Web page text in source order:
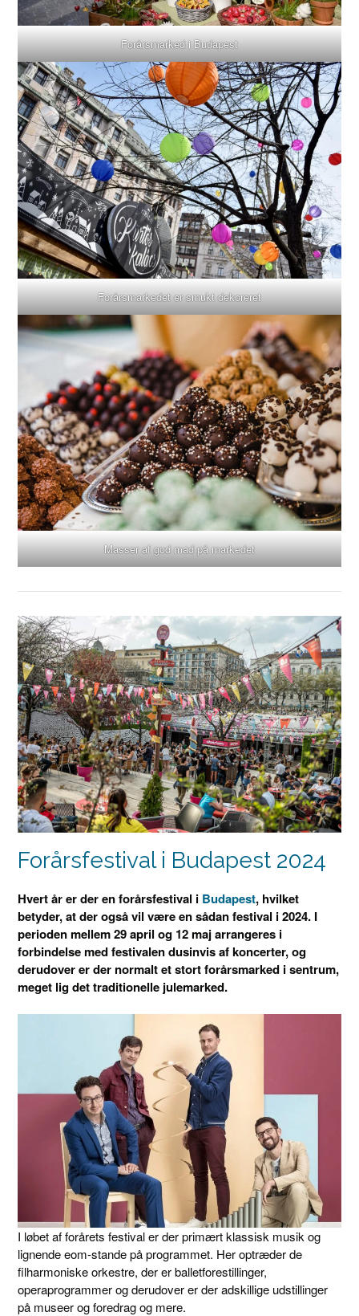
Forårsmarked i Budapest
Forårsmarkedet er smukt dekoreret
Masser af god mad på markedet
Forårsfestival i Budapest 2024
Hvert år er der en forårsfestival i Budapest, hvilket
betyder, at der også vil være en sådan festival i 2024. I
perioden mellem 29 april og 12 maj arrangeres i
forbindelse med festivalen dusinvis af koncerter, og
derudover er der normalt et stort forårsmarked i sentrum,
meget lig det traditionelle julemarked.
I løbet af forårets festival er der primært klassisk musik og
lignende eom-stande på programmet. Her optræder de
filharmoniske orkestre, der er balletforestillinger,
operaprogrammer og derudover er der adskillige udstillinger
på museer og foredrag og mere.